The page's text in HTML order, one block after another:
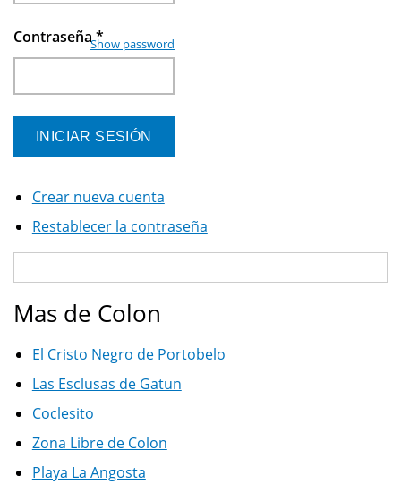
Contraseña*
Show password
Crear nueva cuenta
Restablecer la contraseña
Mas de Colon
El Cristo Negro de Portobelo
Las Esclusas de Gatun
Coclesito
Zona Libre de Colon
Playa La Angosta